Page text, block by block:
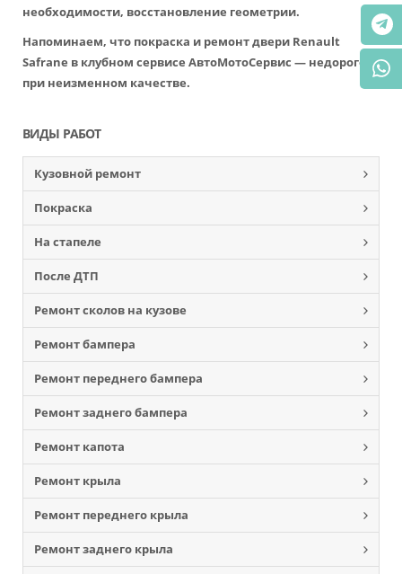
необходимости, восстановление геометрии.
Напоминаем, что покраска и ремонт двери Renault
Safrane в клубном сервисе АвтоМотоСервис — недорогой,
при неизменном качестве.
ВИДЫ РАБОТ
Кузовной ремонт
Покраска
На стапеле
После ДТП
Ремонт сколов на кузове
Ремонт бампера
Ремонт переднего бампера
Ремонт заднего бампера
Ремонт капота
Ремонт крыла
Ремонт переднего крыла
Ремонт заднего крыла